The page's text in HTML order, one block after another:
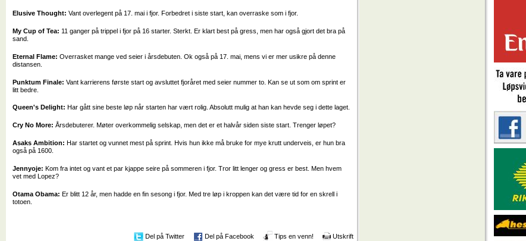
Elusive Thought:Vant overlegent på 17. mai i fjor. Forbedret i siste start, kan overraske som i fjor.
My Cup of Tea: 11 ganger på trippel i fjor på 16 starter. Sterkt. Er klart best på gress, men har også gjort det bra på
sand.
Eternal Flame:Overrasket mange ved seier i årsdebuten. Ok også på 17. mai, mens vi er mer usikre på denne
distansen.
Punktum Finale:Vant karrierens første start og avsluttet fjoråret med seier nummer to. Kan se ut som om sprint er
litt bedre.
Queen's Delight: Har gått sine beste løp når starten har vært rolig. Absolutt mulig at han kan hevde seg i dette laget.
Cry No More: Årsdebuterer. Møter overkommelig selskap, men det er et halvår siden siste start. Trenger løpet?
Asaks Ambition:Har startet og vunnet mest på sprint. Hvis hun ikke må bruke for mye krutt underveis, er hun bra
også på 1600.
Jennyoje:Kom fra intet og vant et par kjappe seire på sommeren i fjor. Tror litt lenger og gress er best. Men hvem
vet med Lopez?
Otama Obama:Er blitt 12 år, men hadde en fin sesong i fjor. Med tre løp i kroppen kan det være tid for en skrell i
totoen.
Del på Twitter Del på Facebook Tips en venn! Utskrift